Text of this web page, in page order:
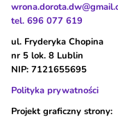
tel. 696 077 619
ul. Fryderyka Chopina
nr 5 lok. 8 Lublin
NIP: 7121655695
Polityka prywatności
Projekt graficzny strony: